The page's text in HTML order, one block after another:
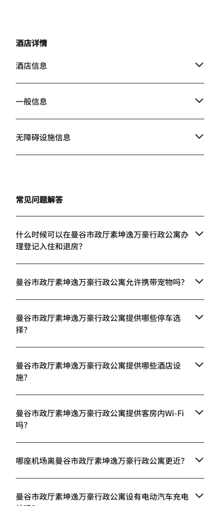
酒店详情
酒店信息
一般信息
无障碍设施信息
常见问题解答
什么时候可以在曼谷市政厅素坤逸万豪行政公寓办
理登记入住和退房？
曼谷市政厅素坤逸万豪行政公寓允许携带宠物吗？
曼谷市政厅素坤逸万豪行政公寓提供哪些停车选
择？
曼谷市政厅素坤逸万豪行政公寓提供哪些酒店设
施？
曼谷市政厅素坤逸万豪行政公寓提供客房内Wi-Fi
吗？
哪座机场离曼谷市政厅素坤逸万豪行政公寓更近？
曼谷市政厅素坤逸万豪行政公寓设有电动汽车充电